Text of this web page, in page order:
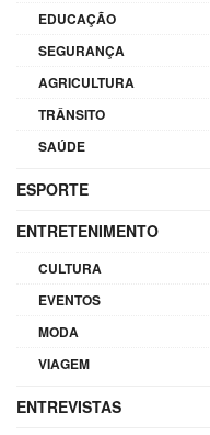
EDUCAÇÃO
SEGURANÇA
AGRICULTURA
TRÂNSITO
SAÚDE
ESPORTE
ENTRETENIMENTO
CULTURA
EVENTOS
MODA
VIAGEM
ENTREVISTAS